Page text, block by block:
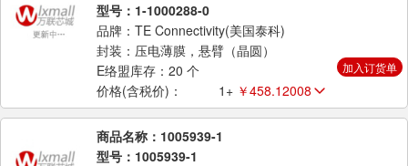
型号：1-1000288-0
品牌：TE Connectivity(美国泰科)
封装：压电薄膜，悬臂（晶圆）
E络盟库存：20 个
价格(含税价)：
1+ ￥458.12008
加入订货单
商品名称：1005939-1
型号：1005939-1